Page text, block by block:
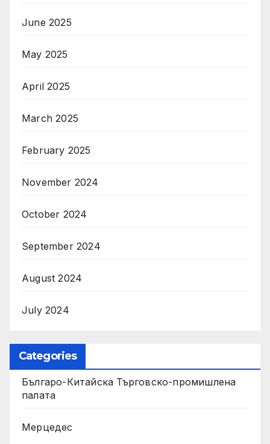
June 2025
May 2025
April 2025
March 2025
February 2025
November 2024
October 2024
September 2024
August 2024
July 2024
Categories
Българо-Китайска Търговско-промишлена
палaта
Мерцедес